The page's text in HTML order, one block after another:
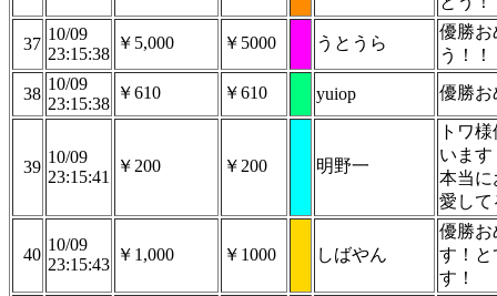
37
10/09
23:15:38
￥5,000 ￥5000 うとうら
優勝お
う！
38
10/09
23:15:38
￥610 ￥610 yuiop 優勝お
39
10/09
23:15:41
￥200 ￥200 明野一
トワ
います
本当に
愛して
40
10/09
23:15:43
￥1,000 ￥1000 しばやん
優勝お
す！と
す！